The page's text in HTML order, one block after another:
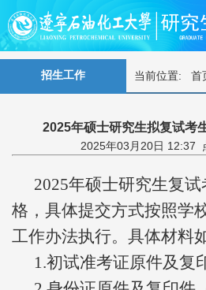
招生工作 当前位置: 首
2025年硕士研究生拟复试考
2025年03月20日 12:37
2025年硕士研究生复
格，具体提交方式按照学
工作办法执行。具体材料
1.初试准考证原件及复